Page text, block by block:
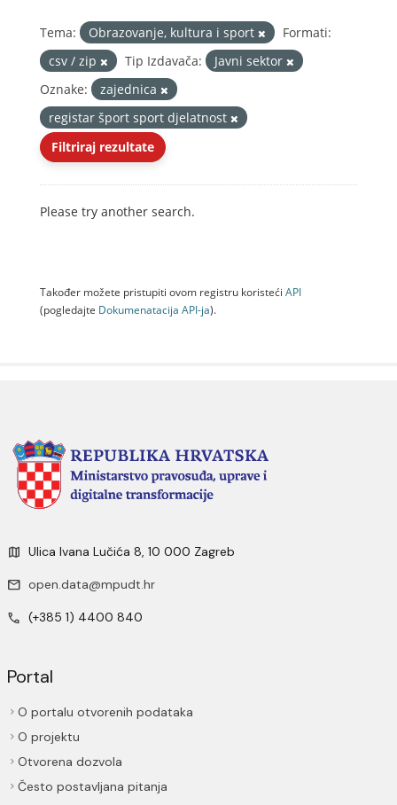
Tema: Obrazovanje, kultura i sport
Formati:
csv / zip
Tip Izdavača:
Javni sektor
Oznake:
zajednica
registar šport sport djelatnost
Filtriraj rezultate
Please try another search.
Također možete pristupiti ovom registru koristeći API
(pogledajte Dokumenаtаcijа API-jа).